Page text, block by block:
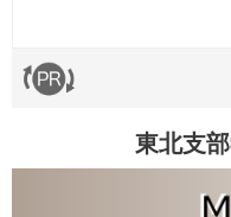
東北支